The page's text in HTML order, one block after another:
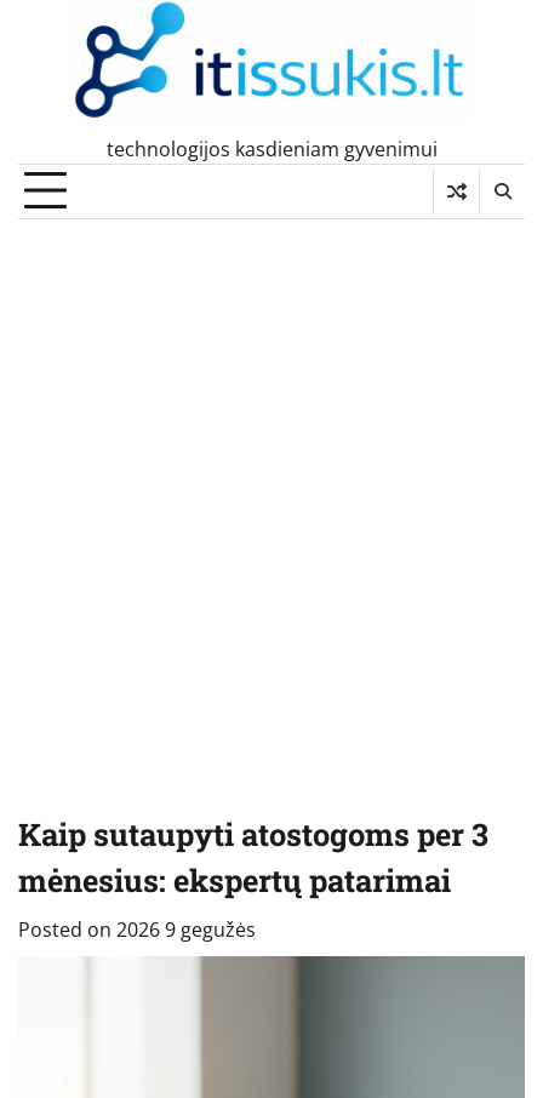
technologijos kasdieniam gyvenimui
Kaip sutaupyti atostogoms per 3
mėnesius: ekspertų patarimai
Posted on 2026 9 gegužės